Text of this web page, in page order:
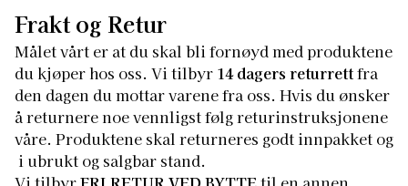
Frakt og Retur
Målet vårt er at du skal bli fornøyd med produktene
du kjøper hos oss. Vi tilbyr 14 dagers returrettfra
den dagen du mottar varene fra oss. Hvis du ønsker
å returnere noe vennligst følg returinstruksjonene
våre. Produktene skal returneres godt innpakket og
i ubrukt og salgbar stand.